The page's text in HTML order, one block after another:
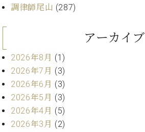
マ
ェ
ッ
シ
ョ
ナ
ル
合
本
社
：
八
王
子
調律師尾山 (287)
アーカイブ
2026年8月 (1)
2026年7月 (3)
2026年6月 (3)
2026年5月 (3)
2026年4月 (5)
2026年3月 (2)